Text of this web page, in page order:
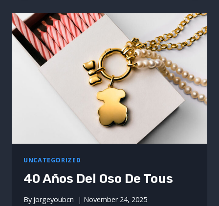
DE
LOS
NEUMÁTICOS
GOODYEAR
UNCATEGORIZED
40 Años Del Oso De Tous
By jorgeyoubcn November 24, 2025